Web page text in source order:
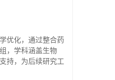
优化，通过整合药
，学科涵盖生物
持，为后续研究工